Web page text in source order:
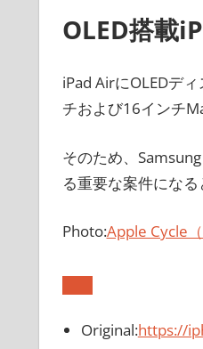
OLED搭載
iPad AirにOLEDデ
チおよび16インチ
そのため、
る重要な案件になる
Photo:Apple Cycle
Original:https://